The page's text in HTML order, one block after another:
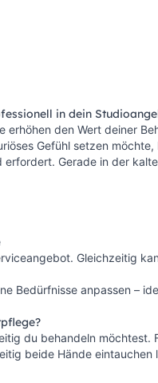
in dein
erhöhen den Wert deiner
Gefühl setzen möchte,
Gerade in der
Gleichzeitig
Bedürfnisse anpassen –
du behandeln möchtest.
beide Hände eintauchen